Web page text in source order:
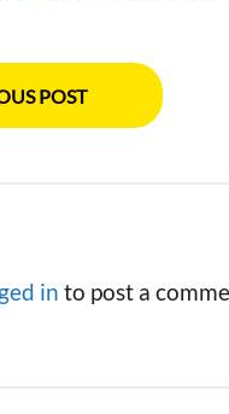
POST
in to post a